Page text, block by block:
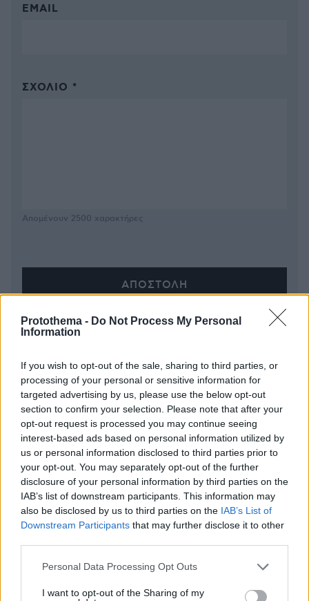
Protothema - Do Not Process My Personal
Information
If you wish to opt-out of the sale, sharing to third parties, or
processing of your personal or sensitive information for
targeted advertising by us, please use the below opt-out
section to confirm your selection. Please note that after your
opt-out request is processed you may continue seeing
interest-based ads based on personal information utilized by
us or personal information disclosed to third parties prior to
your opt-out. You may separately opt-out of the further
disclosure of your personal information by third parties on the
IAB’s list of downstream participants. This information may
also be disclosed by us to third parties on the IAB’s List of
Downstream Participants that may further disclose it to other
Please note that this website/app uses one or more Google
not limited to your visit or usage behaviour. You may click to
Personal Data Processing Opt Outs
I want to opt-out of the Sharing of my
EMAIL
ΣΧΌΛΙΟ *
Απομένουν 2500 χαρακτήρες
* Υποχρεωτικά πεδία
ΡΟΗ ΕΙΔΗΣΕΩΝ
Ειδήσεις Δημοφιλή Σχολιασμένα
Οπαδός του ΟΦΗ έβγαλε εισιτήριο διαρκείας στον 2
μηνών γιο του: «Είναι οικογένεια, είναι παράδοση»,
έγραψε η ΠΑΕ, δείτε βίντεο
πριν 6 λεπτά
Διακοπές στη Δυτική Πελοπόννησο: Ιστορία, θάλασσα
και καταρράκτες
σηκώθηκαν τρία αεροσκάφη
πριν 7 λεπτά